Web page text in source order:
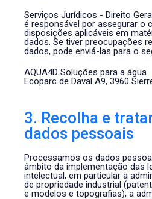
Serviços Jurídicos - Direito
é responsável por assegurar o
disposições aplicáveis em
dados. Se tiver preocupações
dados, pode enviá-las para o
AQUA4D Soluções para a água
Ecoparc de Daval A9, 3960
3. Recolha e
dados pessoais
Processamos os dados
âmbito da implementação das
intelectual, em particular a
de propriedade industrial
e modelos e topografias), a